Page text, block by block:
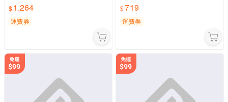
1,264
運費券
719
運費券